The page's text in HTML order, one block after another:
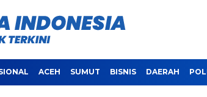
ACEH SUMUT BISNIS DAERAH